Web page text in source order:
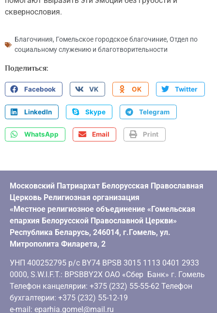
сквернословия.
Благочиния, Гомельское городское благочиние, Отдел по
социальному служению и благотворительности
Поделиться:
Facebook VK OK Twitter
LinkedIn Skype Telegram
WhatsApp Email Print
Московский Патриархат Белорусская Православная
Церковь Религиозная организация
«Местное религиозное объединение «Гомельская
епархия Белорусской Православной Церкви»
Республика Беларусь, 246014, г.Гомель, ул.
Митрополита Филарета, 2
УНП 400252795 р/с BY74 BPSB 3015 1113 0401 2933
0000, S.W.I.F.T.: BPSBBY2X ОАО «Сбер Банк» г. Гомель
Телефон канцелярии: +375 (232) 55-55-62 Телефон
бухгалтерии: +375 (232) 55-12-19
e-mail: eparhia.gomel@mail.ru